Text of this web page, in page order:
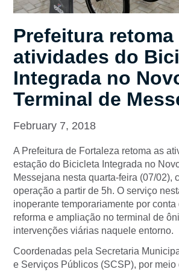
Prefeitura retoma
atividades do
Integrada no
Terminal de
February 7, 2018
A Prefeitura de Fortaleza retoma as
estação do Bicicleta Integrada no
Messejana nesta quarta-feira (07/02),
operação a partir de 5h. O serviço
inoperante temporariamente por conta
reforma e ampliação no terminal de
intervenções viárias naquele entorno.
Coordenadas pela Secretaria
e Serviços Públicos (SCSP), por meio